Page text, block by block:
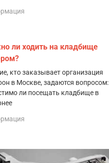
ли ходить на кладбище
кто заказывает организация
в Москве, задаются вопросом:
ли посещать кладбище в